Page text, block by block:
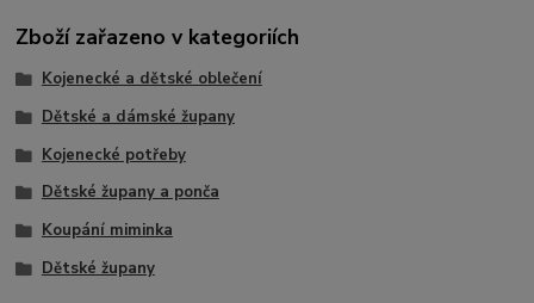
Zboží zařazeno v kategoriích
Kojenecké a dětské oblečení
Dětské a dámské župany
Kojenecké potřeby
Dětské župany a ponča
Koupání miminka
Dětské župany